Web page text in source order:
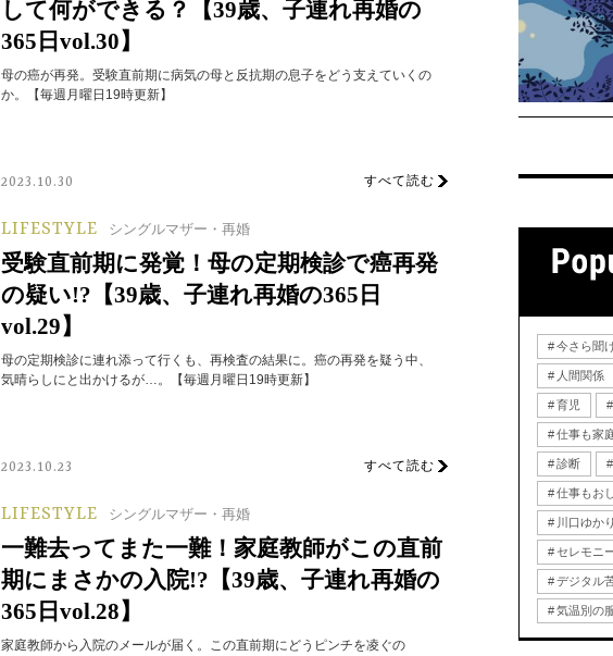
して何ができる？【39歳、子連れ再婚の
365日vol.30】
母の癌が再発。受験直前期に病気の母と反抗期の息子をどう支えていくの
か。【毎週月曜日19時更新】
2023.10.30 すべて読む
LIFESTYLE シングルマザー・再婚
受験直前期に発覚！母の定期検診で癌再発
の疑い!?【39歳、子連れ再婚の365日
vol.29】
母の定期検診に連れ添って行くも、再検査の結果に。癌の再発を疑う中、
気晴らしにと出かけるが…。【毎週月曜日19時更新】
2023.10.23 すべて読む
LIFESTYLE シングルマザー・再婚
一難去ってまた一難！家庭教師がこの直前
期にまさかの入院!?【39歳、子連れ再婚の
365日vol.28】
家庭教師から入院のメールが届く。この直前期にどうピンチを凌ぐの
今さら聞
人間関係
育児
仕事も家
診断
仕事もお
川口ゆか
セレモニ
デジタル
気温別の